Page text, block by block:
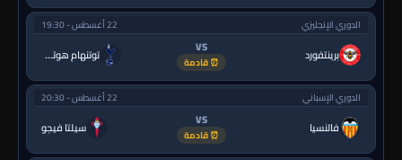
الدوري الإنجليزي 22 أغسطس - 19:30
برينتفورد VS
⏰ قادمة توتنهام هوتسبر
الدوري الإسباني 22 أغسطس - 20:30
فالنسيا VS
⏰ قادمة سيلتا فيجو